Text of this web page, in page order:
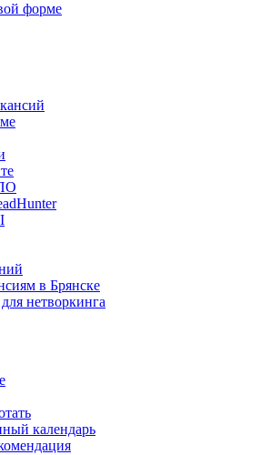
форме
в Брянске
нетворкинга
календарь